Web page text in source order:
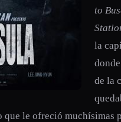
to
la
de la
que le ofreció